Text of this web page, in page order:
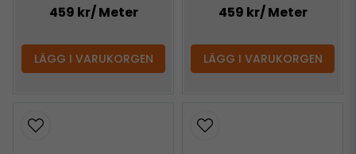
459 kr/ Meter
LÄGG I VARUKORGEN
459 kr/ Meter
LÄGG I VARUKORGEN